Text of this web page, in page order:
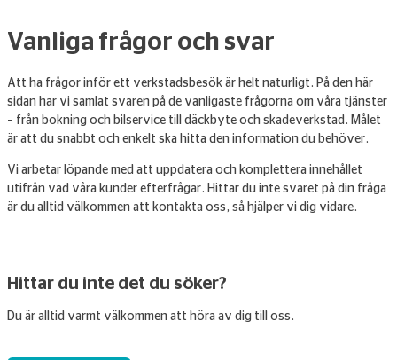
Vanliga frågor och svar
Att ha frågor inför ett verkstadsbesök är helt naturligt. På den här
sidan har vi samlat svaren på de vanligaste frågorna om våra tjänster
– från bokning och bilservice till däckbyte och skadeverkstad. Målet
är att du snabbt och enkelt ska hitta den information du behöver.
Vi arbetar löpande med att uppdatera och komplettera innehållet
utifrån vad våra kunder efterfrågar. Hittar du inte svaret på din fråga
är du alltid välkommen att kontakta oss, så hjälper vi dig vidare.
Hittar du inte det du söker?
Du är alltid varmt välkommen att höra av dig till oss.